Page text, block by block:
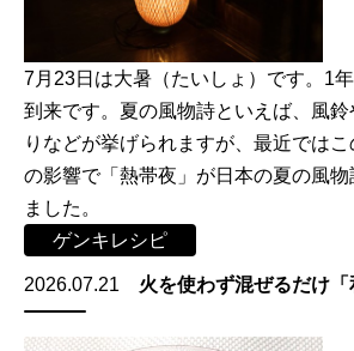
7月23日は大暑（たいしょ）です。1
到来です。夏の風物詩といえば、風鈴
りなどが挙げられますが、最近では
の影響で「熱帯夜」が日本の夏の風
ました。
ゲンキレシピ
2026.07.21 火を使わず混ぜるだけ「